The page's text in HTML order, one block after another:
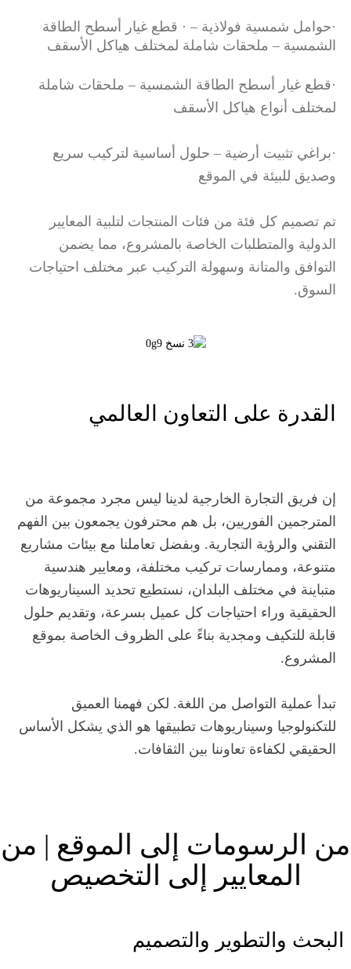
·حوامل شمسية فولاذية – · قطع غيار أسطح الطاقة
الشمسية – ملحقات شاملة لمختلف هياكل الأسقف
·قطع غيار أسطح الطاقة الشمسية – ملحقات شاملة
لمختلف أنواع هياكل الأسقف
·براغي تثبيت أرضية – حلول أساسية لتركيب سريع
وصديق للبيئة في الموقع
تم تصميم كل فئة من فئات المنتجات لتلبية المعايير
الدولية والمتطلبات الخاصة بالمشروع، مما يضمن
التوافق والمتانة وسهولة التركيب عبر مختلف احتياجات
السوق.
القدرة على التعاون العالمي
إن فريق التجارة الخارجية لدينا ليس مجرد مجموعة من
المترجمين الفوريين، بل هم محترفون يجمعون بين الفهم
التقني والرؤية التجارية. وبفضل تعاملنا مع بيئات مشاريع
متنوعة، وممارسات تركيب مختلفة، ومعايير هندسية
متباينة في مختلف البلدان، نستطيع تحديد السيناريوهات
الحقيقية وراء احتياجات كل عميل بسرعة، وتقديم حلول
قابلة للتكيف ومجدية بناءً على الظروف الخاصة بموقع
المشروع.
تبدأ عملية التواصل من اللغة. لكن فهمنا العميق
للتكنولوجيا وسيناريوهات تطبيقها هو الذي يشكل الأساس
الحقيقي لكفاءة تعاوننا بين الثقافات.
من الرسومات إلى الموقع | من
المعايير إلى التخصيص
البحث والتطوير والتصميم